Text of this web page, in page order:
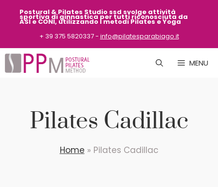
contenuto
Postural & Pilates Studio ssd svolge attività
sportiva di ginnastica per tutti riconosciuta da
ASI e CONI, utilizzando i metodi Pilates e Yoga
+ 39 375 5820337 - info@pilatesparabiago.it
MENU
Pilates Cadillac
Home » Pilates Cadillac